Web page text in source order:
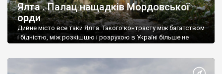
Ялта . Палац нащадків Мордовської
орди
Дивне місто все таки Ялта. Такого контрасту між багатством
і бідністю, між розкішшю і розрухою в Україні більше не